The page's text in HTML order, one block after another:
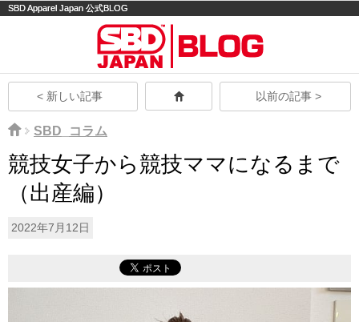
SBD Apparel Japan 公式BLOG
< 新しい記事 以前の記事 >
SBD_コラム
競技女子から競技ママになるまで
（出産編）
2022年7月12日
モバイル PC